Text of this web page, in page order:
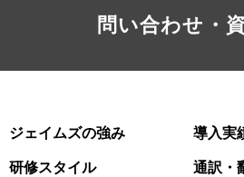
問い合わせ・
ジェイムズの強み
研修スタイル
導入実
通訳・